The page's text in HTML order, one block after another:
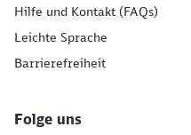
Hilfe und Kontakt (FAQs)
Leichte Sprache
Barrierefreiheit
Folge uns